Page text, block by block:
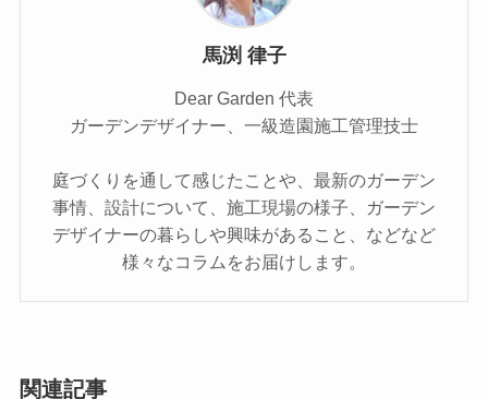
馬渕 律子
Dear Garden 代表
ガーデンデザイナー、一級造園施工管理技士
庭づくりを通して感じたことや、最新のガーデン
事情、設計について、施工現場の様子、ガーデン
デザイナーの暮らしや興味があること、などなど
様々なコラムをお届けします。
関連記事